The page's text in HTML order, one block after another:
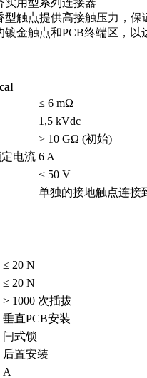
实用型系列连接器
型触点提供高接触压力，保
镀金触点和PCB终端区，
≤ 6 mΩ
1,5 kVdc
> 10 GΩ (初始)
电流 6 A
< 50 V
单独的接地触点连接
≤ 20 N
≤ 20 N
> 1000 次插拔
垂直PCB安装
闩式锁
后置安装
A